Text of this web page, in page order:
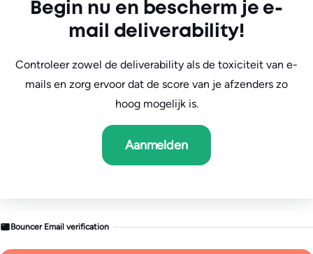
Begin nu en bescherm je e-
mail deliverability!
Controleer zowel de deliverability als de toxiciteit van e-
mails en zorg ervoor dat de score van je afzenders zo
hoog mogelijk is.
Aanmelden
Bouncer Email verification